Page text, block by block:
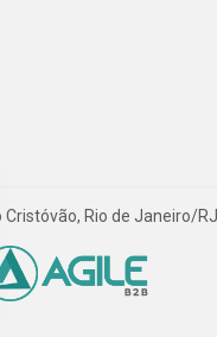
Rio de Janeiro/